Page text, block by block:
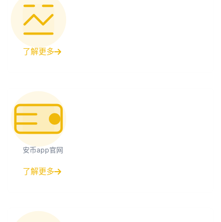
了解更多
安币app官网
了解更多